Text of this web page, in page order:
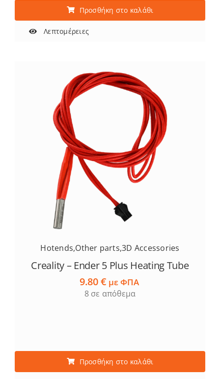
Προσθήκη στο καλάθι
Λεπτομέρειες
Hotends,Other parts,3D Accessories
Creality – Ender 5 Plus Heating Tube
9.80€ με ΦΠΑ
8 σε απόθεμα
Προσθήκη στο καλάθι